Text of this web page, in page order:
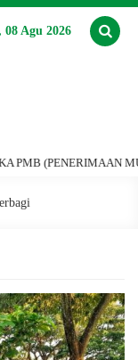
08 Agu 2026
MURID